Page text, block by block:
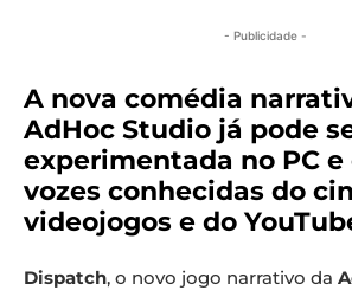
- Publicidade -
A nova comédia
AdHoc Studio já pode
experimentada no PC
vozes conhecidas do
videojogos e do
Dispatch, o novo jogo narrativo da